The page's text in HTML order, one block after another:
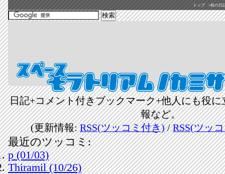
トップ «前の日
日記+コメント付きブックマーク+他人にも役
報など。
(更新情報:RSS(ツッコミ付き)/RSS(ツッ
最近のツッコミ:
p (01/03)
Thiramil (10/26)